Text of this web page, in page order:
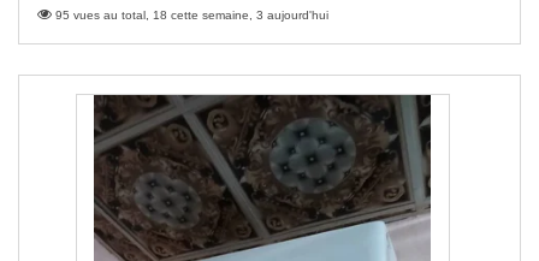
95 vues au total, 18 cette semaine, 3 aujourd'hui